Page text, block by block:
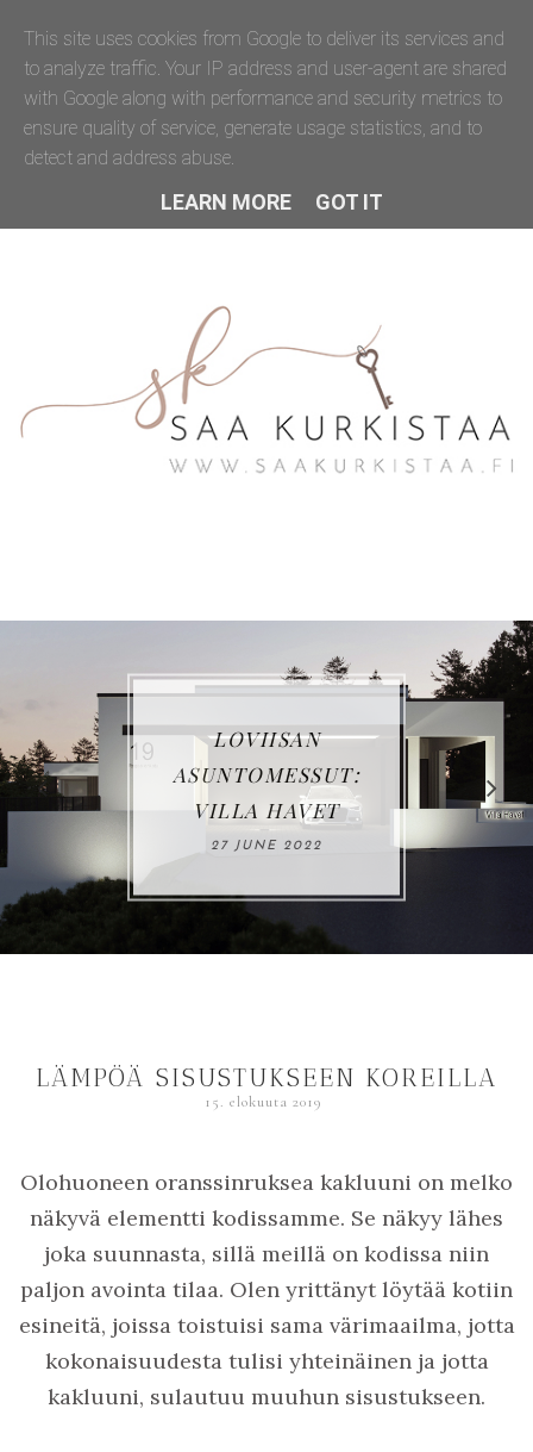
VUOSIKATSAUS
2021
03 JANUARY 2022
LÄMPÖÄ SISUSTUKSEEN KOREILLA
15. elokuuta 2019
Olohuoneen oranssinruksea kakluuni on melko
näkyvä elementti kodissamme. Se näkyy lähes
joka suunnasta, sillä meillä on kodissa niin
paljon avointa tilaa. Olen yrittänyt löytää kotiin
esineitä, joissa toistuisi sama värimaailma, jotta
kokonaisuudesta tulisi yhteinäinen ja jotta
kakluuni, sulautuu muuhun sisustukseen.
This site uses cookies from Google to deliver its services and
to analyze traffic. Your IP address and user-agent are shared
with Google along with performance and security metrics to
ensure quality of service, generate usage statistics, and to
detect and address abuse.
LEARN MORE GOT IT